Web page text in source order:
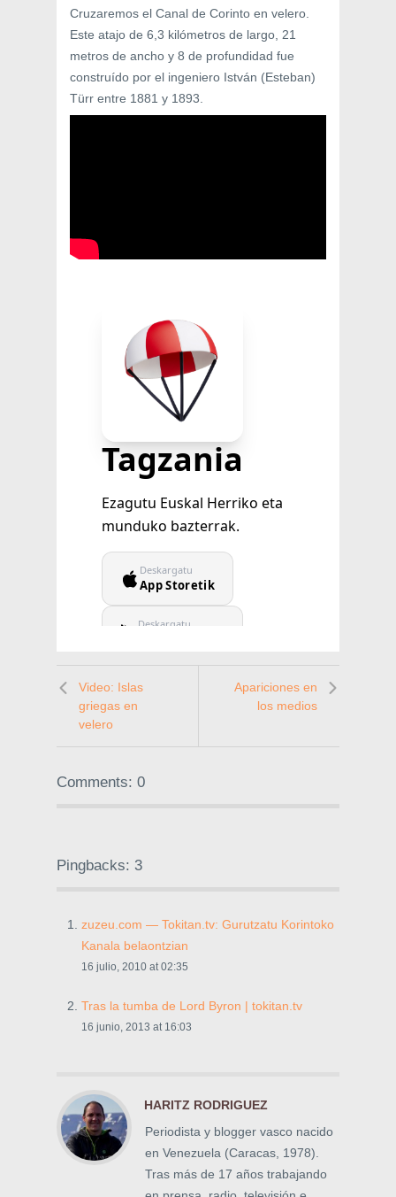
Cruzaremos el Canal de Corinto en velero.
Este atajo de 6,3 kilómetros de largo, 21
metros de ancho y 8 de profundidad fue
construído por el ingeniero István (Esteban)
Türr entre 1881 y 1893.
Video: Islas
griegas en
velero
Apariciones en
los medios
Comments: 0
Pingbacks: 3
zuzeu.com — Tokitan.tv: Gurutzatu Korintoko
Kanala belaontzian
16 julio, 2010 at 02:35
Tras la tumba de Lord Byron | tokitan.tv
16 junio, 2013 at 16:03
HARITZ RODRIGUEZ
Periodista y blogger vasco nacido
en Venezuela (Caracas, 1978).
Tras más de 17 años trabajando